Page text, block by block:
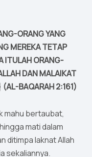
ORANG YANG
MEREKA TETAP
ITULAH ORANG-
DAN MALAIKAT
(AL-BAQARAH 2:161)
mahu bertaubat,
mati dalam
ditimpa laknat Allah
sekaliannya.